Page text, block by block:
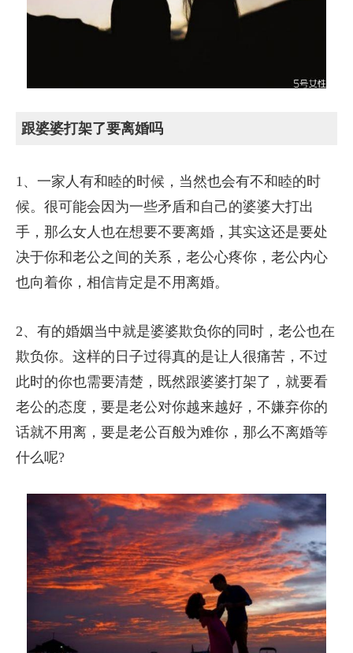
跟婆婆打架了要离婚吗
1、一家人有和睦的时候，当然也会有不和睦的时
候。很可能会因为一些矛盾和自己的婆婆大打出
手，那么女人也在想要不要离婚，其实这还是要处
决于你和老公之间的关系，老公心疼你，老公内心
也向着你，相信肯定是不用离婚。
2、有的婚姻当中就是婆婆欺负你的同时，老公也在
欺负你。这样的日子过得真的是让人很痛苦，不过
此时的你也需要清楚，既然跟婆婆打架了，就要看
老公的态度，要是老公对你越来越好，不嫌弃你的
话就不用离，要是老公百般为难你，那么不离婚等
什么呢?